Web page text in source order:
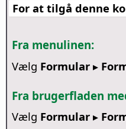
For at tilgå denne
Fra menulinen:
Vælg Formular ▸
Fra brugerfladen
Vælg Formular ▸